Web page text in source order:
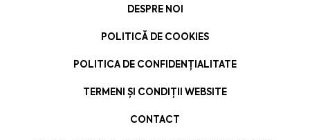
DESPRE NOI
POLITICĂ DE COOKIES
POLITICA DE CONFIDENȚIALITATE
TERMENI ȘI CONDIȚII WEBSITE
CONTACT